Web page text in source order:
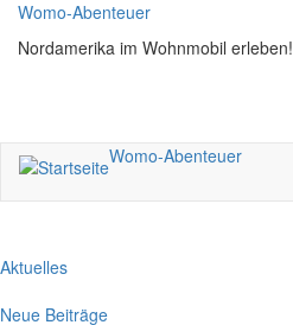
Direkt
zum
Inhalt
Womo-Abenteuer
Nordamerika im Wohnmobil erleben!
Womo-Abenteuer
Aktuelles
Neue Beiträge